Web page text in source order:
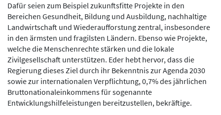
Dafür seien zum Beispiel zukunftsfitte Projekte in den
Bereichen Gesundheit, Bildung und Ausbildung, nachhaltige
Landwirtschaft und Wiederaufforstung zentral, insbesondere
in den ärmsten und fragilsten Ländern. Ebenso wie Projekte,
welche die Menschenrechte stärken und die lokale
Zivilgesellschaft unterstützen. Eder hebt hervor, dass die
Regierung dieses Ziel durch ihr Bekenntnis zur Agenda 2030
sowie zur internationalen Verpflichtung, 0,7% des jährlichen
Bruttonationaleinkommens für sogenannte
Entwicklungshilfeleistungen bereitzustellen, bekräftige.